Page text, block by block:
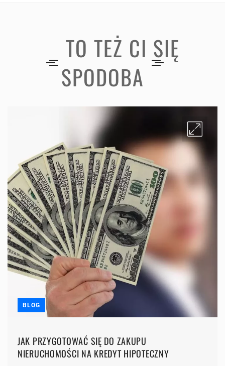
TO TEŻ CI SIĘ
SPODOBA
BLOG
JAK PRZYGOTOWAĆ SIĘ DO ZAKUPU
NIERUCHOMOŚCI NA KREDYT HIPOTECZNY